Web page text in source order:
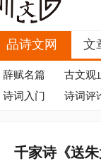
品诗文网 文
辞赋名篇 古文观
诗词入门
诗词评
千家诗《送